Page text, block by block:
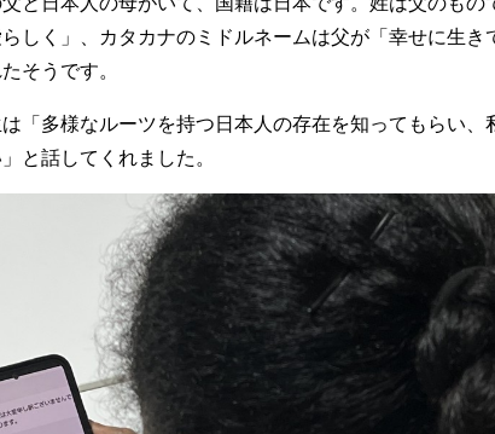
しく」、カタカナのミドルネームは父が「幸せに生き
そうです。
「多様なルーツを持つ日本人の存在を知ってもらい、
と話してくれました。